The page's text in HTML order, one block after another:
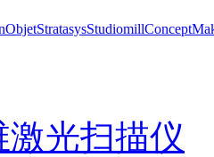
ObjetStratasysStudiomillConcept
激光扫描仪